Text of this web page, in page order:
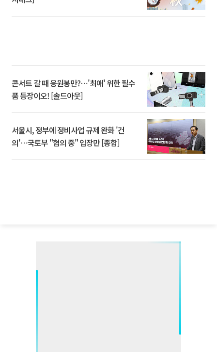
콘서트 갈 때 응원봉만?⋯'최애' 위한 필수
품 등장이오! [솔드아웃]
서울시, 정부에 정비사업 규제 완화 '건
의'⋯국토부 "협의 중" 입장만 [종합]